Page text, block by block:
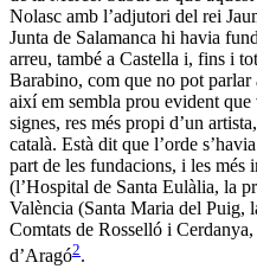
Nolasc amb l’adjutori del rei
Junta de Salamanca hi havia
arreu, també a Castella i, fins i
Barabino, com que no pot
així em sembla prou evident
signes, res més propi d’un
català. Està dit que l’orde
part de les fundacions, i les més
(l’Hospital de Santa Eulàlia, la
València (Santa Maria del Puig,
Comtats de Rosselló i
d’Aragó2.